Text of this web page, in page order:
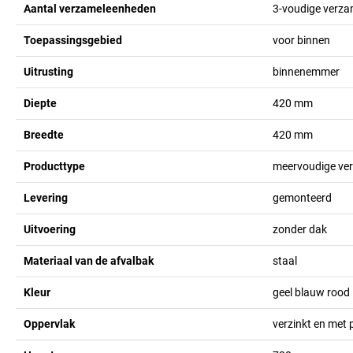
Aantal verzameleenheden 3-voudige
Toepassingsgebied voor binnen
Uitrusting binnenemmer
Diepte 420 mm
Breedte 420 mm
Producttype meervoudige
Levering gemonteerd
Uitvoering zonder dak
Materiaal van de afvalbak staal
Kleur geel blauw rood
Oppervlak verzinkt en met